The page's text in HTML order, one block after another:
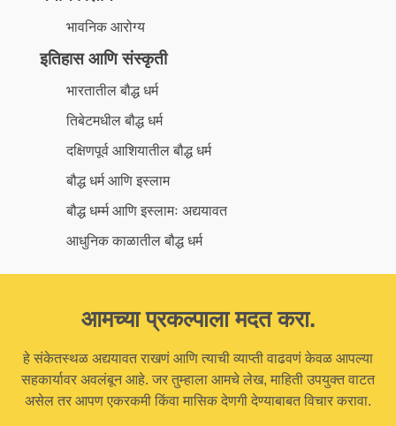
भावनिक आरोग्य
इतिहास आणि संस्कृती
भारतातील बौद्ध धर्म
तिबेटमधील बौद्ध धर्म
दक्षिणपूर्व आशियातील बौद्ध धर्म
बौद्ध धर्म आणि इस्लाम
बौद्ध धर्म्म आणि इस्लामः अद्ययावत
आधुनिक काळातील बौद्ध धर्म
आमच्या प्रकल्पाला मदत करा.
हे संकेतस्थळ अद्ययावत राखणं आणि त्याची व्याप्ती वाढवणं केवळ आपल्या
सहकार्यावर अवलंबून आहे. जर तुम्हाला आमचे लेख, माहिती उपयुक्त वाटत
असेल तर आपण एकरकमी किंवा मासिक देणगी देण्याबाबत विचार करावा.